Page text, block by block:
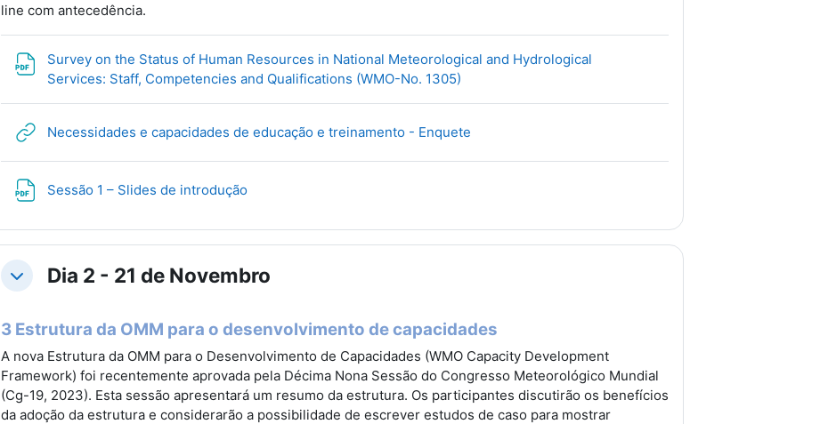
line com antecedência.
Survey on the Status of Human Resources in National Meteorological and Hydrological
Services: Staff, Competencies and Qualifications (WMO-No. 1305)
Necessidades e capacidades de educação e treinamento - EnqueteURL
Sessão 1 – Slides de introdução
ColapsarDia 2 - 21 de Novembro
3 Estrutura da OMM para o desenvolvimento de capacidades
A nova Estrutura da OMM para o Desenvolvimento de Capacidades (WMO Capacity Development
Framework) foi recentemente aprovada pela Décima Nona Sessão do Congresso Meteorológico Mundial
(Cg-19, 2023). Esta sessão apresentará um resumo da estrutura. Os participantes discutirão os benefícios
da adoção da estrutura e considerarão a possibilidade de escrever estudos de caso para mostrar